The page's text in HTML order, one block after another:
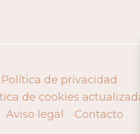
Política de privacidad
de cookies
Aviso legal
Contacto